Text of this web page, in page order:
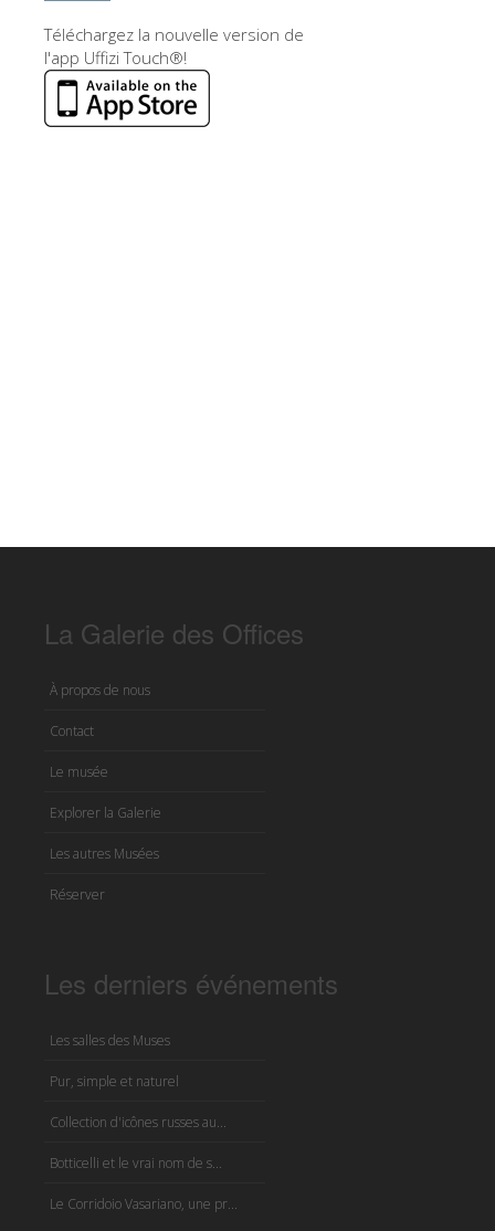
Téléchargez la nouvelle version de
l'app Uffizi Touch®!
La Galerie des Offices
À propos de nous
Contact
Le musée
Explorer la Galerie
Les autres Musées
Réserver
Les derniers événements
Les salles des Muses
Pur, simple et naturel
Collection d'icônes russes au...
Botticelli et le vrai nom de s...
Le Corridoio Vasariano, une pr...